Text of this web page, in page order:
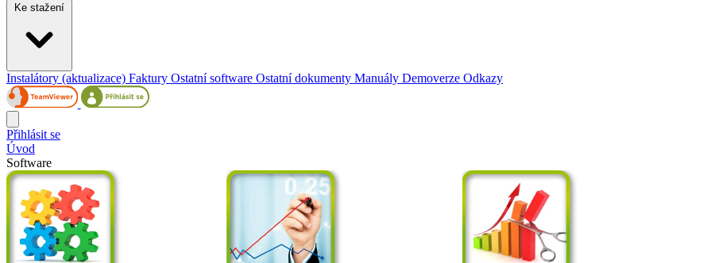
Ke stažení
Instalátory (aktualizace) Faktury Ostatní software Ostatní dokumenty Manuály Demoverze Odkazy
Přihlásit se
Úvod
Software